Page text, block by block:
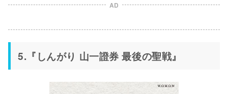
AD
5.『しんがり 山一證券 最後の聖戦』